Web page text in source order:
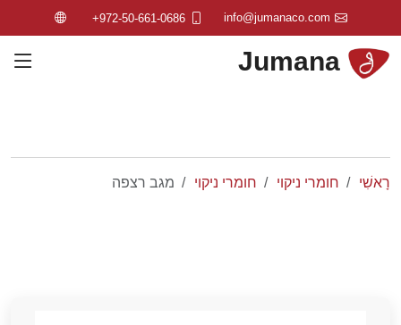
info@jumanaco.com
+972-50-661-0686
Jumana
רָאשִׁי חומרי ניקוי חומרי ניקוי מגב רצפה